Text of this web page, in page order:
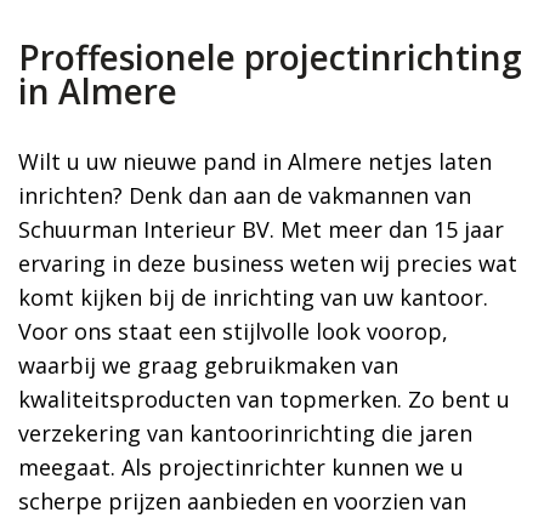
Proffesionele projectinrichting
in Almere
Wilt u uw nieuwe pand in Almere netjes laten
inrichten? Denk dan aan de vakmannen van
Schuurman Interieur BV. Met meer dan 15 jaar
ervaring in deze business weten wij precies wat
komt kijken bij de inrichting van uw kantoor.
Voor ons staat een stijlvolle look voorop,
waarbij we graag gebruikmaken van
kwaliteitsproducten van topmerken. Zo bent u
verzekering van kantoorinrichting die jaren
meegaat. Als projectinrichter kunnen we u
scherpe prijzen aanbieden en voorzien van